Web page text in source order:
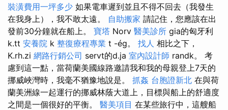
裝潢費用一坪多少 如果電車遲到並且不得不回去（我發生
在我身上），我不敢太遠。 自助搬家 請記住，您應該在出
發前30分鐘就在船上。 寶塔 Norv 醫美診所 gia的匈牙利
k.tt 安養院 k 整復療程專業 t -ég。 找人 相比之下，
K.rh.zi 網路行銷公司 servt的d.ja 室內設計師 randk。 考
慮到這一點，當荷蘭美國線路邀請我和我的母親登上7天的
挪威峽灣時，我毫不猶豫地說是。 抓姦 台胞證新北 在與荷
蘭美洲線一起運行的挪威林蔭大道上，目標與船上的舒適度
之間是一個很好的平衡。 醫美項目 在某些旅行中，這艘船